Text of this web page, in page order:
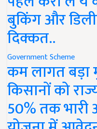
बुकिंग और
दिक्कत..
Government Scheme
कम लागत
किसानों को
50% तक